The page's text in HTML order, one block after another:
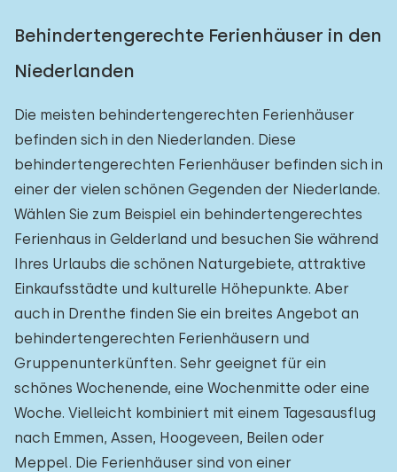
Behindertengerechte Ferienhäuser in den
Niederlanden
Die meisten behindertengerechten Ferienhäuser
befinden sich in den Niederlanden. Diese
behindertengerechten Ferienhäuser befinden sich in
einer der vielen schönen Gegenden der Niederlande.
Wählen Sie zum Beispiel ein behindertengerechtes
Ferienhaus in Gelderland und besuchen Sie während
Ihres Urlaubs die schönen Naturgebiete, attraktive
Einkaufsstädte und kulturelle Höhepunkte. Aber
auch in Drenthe finden Sie ein breites Angebot an
behindertengerechten Ferienhäusern und
Gruppenunterkünften. Sehr geeignet für ein
schönes Wochenende, eine Wochenmitte oder eine
Woche. Vielleicht kombiniert mit einem Tagesausflug
nach Emmen, Assen, Hoogeveen, Beilen oder
Meppel. Die Ferienhäuser sind von einer